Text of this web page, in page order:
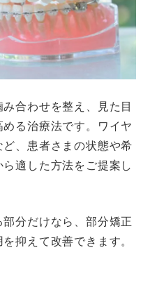
合わせを整え、見た目
る治療法です。ワイヤ
、患者さまの状態や希
適した方法をご提案し
分だけなら、部分矯正
抑えて改善できます。